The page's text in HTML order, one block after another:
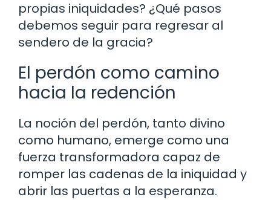
propias iniquidades? ¿Qué pasos
debemos seguir para regresar al
sendero de la gracia?
El perdón como camino
hacia la redención
La noción del perdón, tanto divino
como humano, emerge como una
fuerza transformadora capaz de
romper las cadenas de la iniquidad y
abrir las puertas a la esperanza.